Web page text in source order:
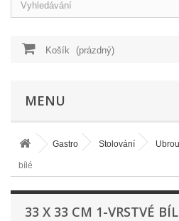
Košík (prázdný)
MENU
Gastro Stolování
bílé
33 X 33 CM 1-VRSTVÉ